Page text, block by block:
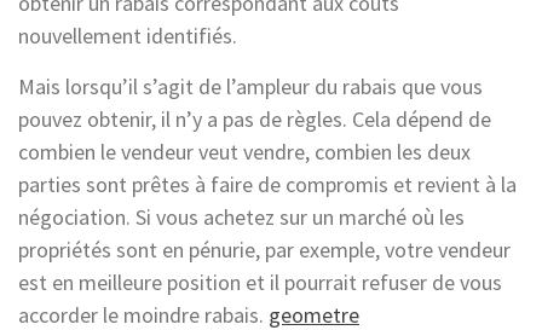
nouvellement identifiés.
Mais lorsqu’il s’agit de l’ampleur du rabais que vous
pouvez obtenir, il n’y a pas de règles. Cela dépend de
combien le vendeur veut vendre, combien les deux
parties sont prêtes à faire de compromis et revient à la
négociation. Si vous achetez sur un marché où les
propriétés sont en pénurie, par exemple, votre vendeur
est en meilleure position et il pourrait refuser de vous
accorder le moindre rabais. geometre